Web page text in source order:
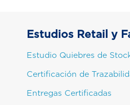
Estudios Retail y
Estudio Quiebres de
Certificación de
Entregas Certificadas